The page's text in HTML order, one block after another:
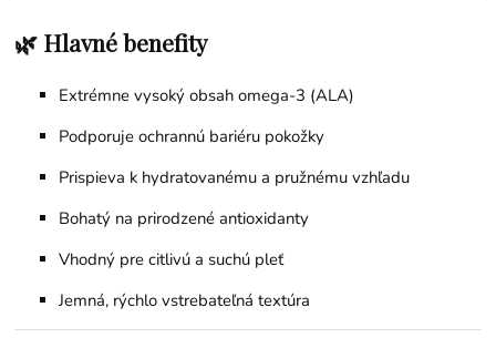
🌿 Hlavné benefity
Extrémne vysoký obsah omega-3 (ALA)
Podporuje ochrannú bariéru pokožky
Prispieva k hydratovanému a pružnému vzhľadu
Bohatý na prirodzené antioxidanty
Vhodný pre citlivú a suchú pleť
Jemná, rýchlo vstrebateľná textúra